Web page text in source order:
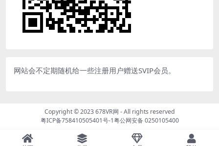
网站会不定期随机给一些注册用户赠送SVIP会员。
Copyright © 2023678VR网 - All rights reserved
粤ICP备758410505401号-1粤公网安备 0250105400